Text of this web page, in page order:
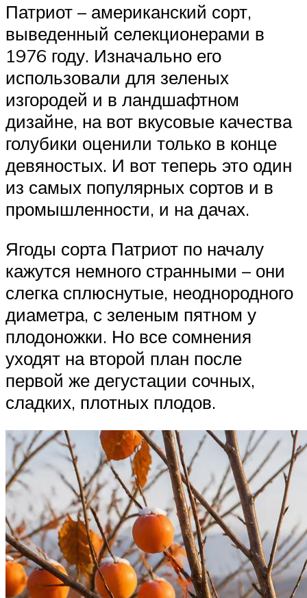
Патриот – американский сорт,
выведенный селекционерами в
1976 году. Изначально его
использовали для зеленых
изгородей и в ландшафтном
дизайне, на вот вкусовые качества
голубики оценили только в конце
девяностых. И вот теперь это один
из самых популярных сортов и в
промышленности, и на дачах.
Ягоды сорта Патриот по началу
кажутся немного странными – они
слегка сплюснутые, неоднородного
диаметра, с зеленым пятном у
плодоножки. Но все сомнения
уходят на второй план после
первой же дегустации сочных,
сладких, плотных плодов.